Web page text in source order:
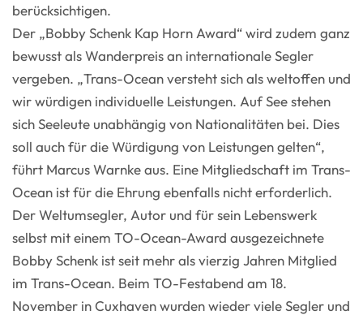
berücksichtigen.
Der „Bobby Schenk Kap Horn Award“ wird zudem ganz
bewusst als Wanderpreis an internationale Segler
vergeben. „Trans-Ocean versteht sich als weltoffen und
wir würdigen individuelle Leistungen. Auf See stehen
sich Seeleute unabhängig von Nationalitäten bei. Dies
soll auch für die Würdigung von Leistungen gelten“,
führt Marcus Warnke aus. Eine Mitgliedschaft im Trans-
Ocean ist für die Ehrung ebenfalls nicht erforderlich.
Der Weltumsegler, Autor und für sein Lebenswerk
selbst mit einem TO-Ocean-Award ausgezeichnete
Bobby Schenk ist seit mehr als vierzig Jahren Mitglied
im Trans-Ocean. Beim TO-Festabend am 18.
November in Cuxhaven wurden wieder viele Segler und